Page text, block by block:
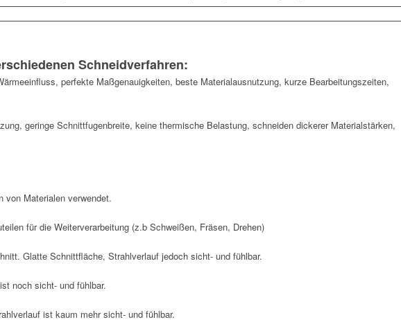
Schneidverfahren:
perfekte Maßgenauigkeiten, beste Materialausnutzung, kurze Bearbeitungszeiten,
geringe Schnittfugenbreite, keine thermische Belastung, schneiden dickerer Materialstärken,
von Materialen verwendet.
für die Weiterverarbeitung (z.b Schweißen, Fräsen, Drehen)
Glatte Schnittfläche, Strahlverlauf jedoch sicht- und fühlbar.
noch sicht- und fühlbar.
ist kaum mehr sicht- und fühlbar.